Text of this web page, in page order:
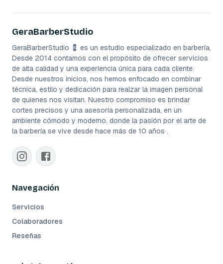
GeraBarberStudio
GeraBarberStudio 💈 es un estudio especializado en barbería,
Desde 2014 contamos con el propósito de ofrecer servicios
de alta calidad y una experiencia única para cada cliente.
Desde nuestros inicios, nos hemos enfocado en combinar
técnica, estilo y dedicación para realzar la imagen personal
de quienes nos visitan. Nuestro compromiso es brindar
cortes precisos y una asesoría personalizada, en un
ambiente cómodo y moderno, donde la pasión por el arte de
la barbería se vive desde hace más de 10 años .
Navegación
Servicios
Colaboradores
Reseñas